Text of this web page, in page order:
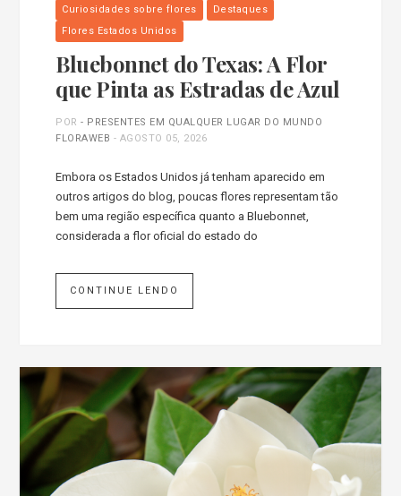
Curiosidades sobre flores
Destaques
Flores Estados Unidos
Bluebonnet do Texas: A Flor
que Pinta as Estradas de Azul
POR- PRESENTES EM QUALQUER LUGAR DO MUNDO
FLORAWEB - AGOSTO 05, 2026
Embora os Estados Unidos já tenham aparecido em
outros artigos do blog, poucas flores representam tão
bem uma região específica quanto a Bluebonnet,
considerada a flor oficial do estado do
CONTINUE LENDO